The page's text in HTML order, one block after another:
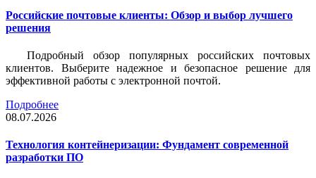
Российские почтовые клиенты: Обзор и выбор лучшего
решения
Подробный обзор популярных российских почтовых
клиентов. Выберите надежное и безопасное решение для
эффективной работы с электронной почтой.
Подробнее
08.07.2026
Технология контейнеризации: Фундамент современной
разработки ПО